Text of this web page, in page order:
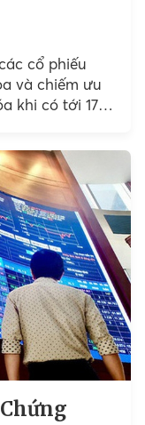
cổ phiếu
và chiếm ưu
khi có tới 17
Việt Nam.